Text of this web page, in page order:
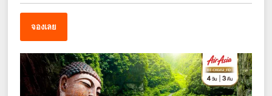
จองเลย